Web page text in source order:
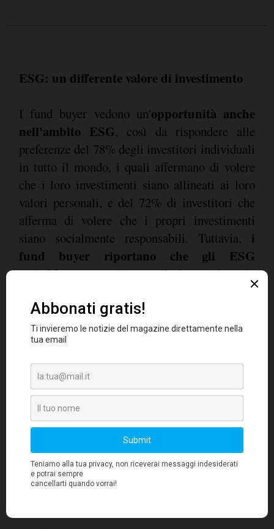
ESG: un differente valore di investimento
I fund buyer vedono un'opportunità anche
nell'ambito ESG, così da rispondere alle
preferenze del 78% degli investitori individuali
in tutto il mondo, i quali affermano di volere
che i loro investimenti siano allineati ai loro
valori personali, e del 72% di investitori che
afferma di volere che i propri investimenti
siano socialmente responsabili. Tuttavia, i
fund buyer riportano che gli ESG
potrebbero non ottenere il riconoscimento
e solo quattro professionisti su
dieci (40%) dichiarano che i fattori ESG sono
integrati nei processi di investimento delle loro
società. Alcuni degli ostacoli percepiti che
impediscono l'implementazione degli ESG
sono la mancanza di trasparenza (42%), i
conflitti tra i rendimenti a breve termine e gli
obiettivi di sostenibilità a lungo termine e il
potenziale impatto ambientale di società che
vendono investimenti come fossero ESG ma
che non rispettano gli standard (37%).